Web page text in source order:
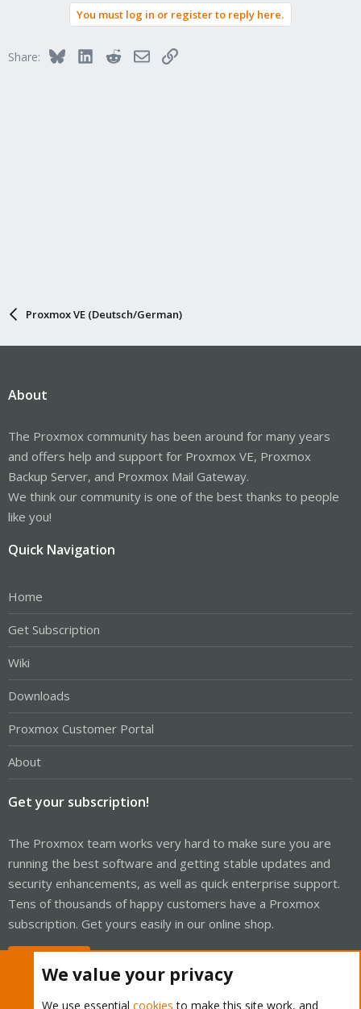
You must log in or register to reply here.
Share: BlueskyLinkedInRedditEmailLink
Proxmox VE (Deutsch/German)
About
The Proxmox community has been around for many years
and offers help and support for Proxmox VE, Proxmox
Backup Server, and Proxmox Mail Gateway.
We think our community is one of the best thanks to people
like you!
Quick Navigation
Home
Get Subscription
Wiki
Downloads
Proxmox Customer Portal
About
Get your subscription!
The Proxmox team works very hard to make sure you are
running the best software and getting stable updates and
security enhancements, as well as quick enterprise support.
Tens of thousands of happy customers have a Proxmox
subscription. Get yours easily in our online shop.
We value your privacy
We use essential cookies to make this site work, and